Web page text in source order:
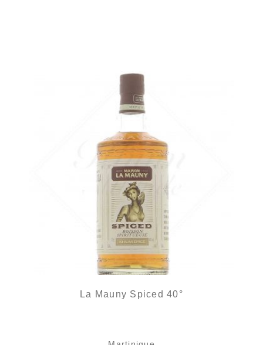
La Mauny Spiced 40°